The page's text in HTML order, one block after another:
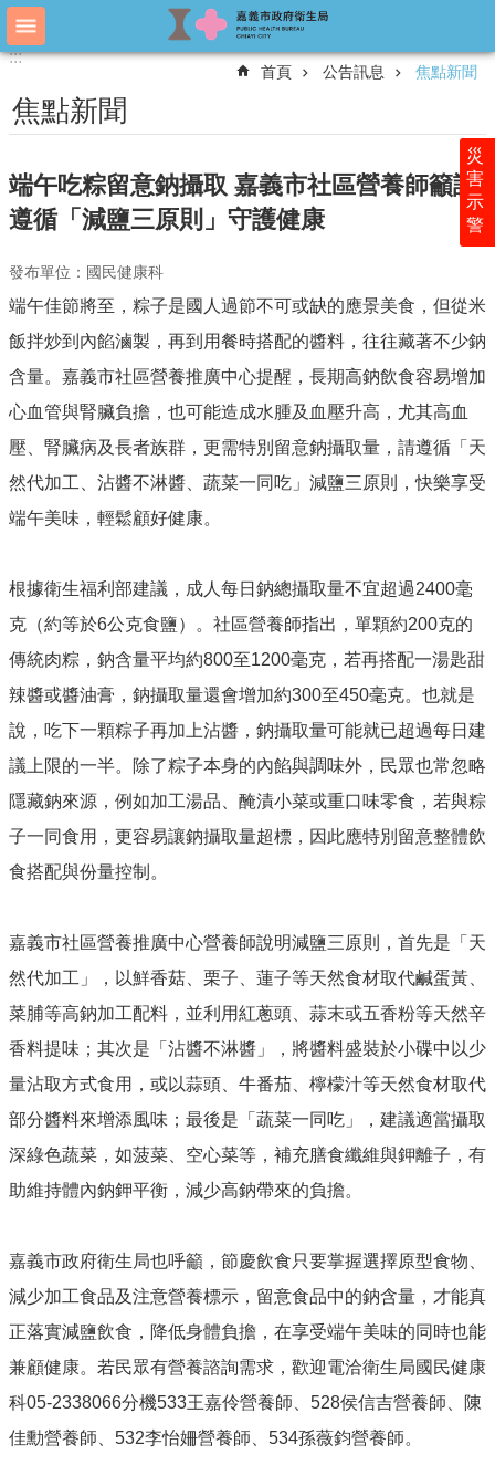
跳到主要內容區塊
進
搜
尋
認
識
生
局
科
簡
介
附
屬
單
位
開
訊
告
訊
息
務
專
專
區
English
回
首
網
站
導
局
信
箱
粉
絲
專
頁
:::
災
害
示
警
:::
首頁 公告訊息 焦點新聞
焦點新聞
端午吃粽留意鈉攝取 嘉義市社區營養師籲請
遵循「減鹽三原則」守護健康
發布單位：國民健康科
端午佳節將至，粽子是國人過節不可或缺的應景美食，但從米
飯拌炒到內餡滷製，再到用餐時搭配的醬料，往往藏著不少鈉
含量。嘉義市社區營養推廣中心提醒，長期高鈉飲食容易增加
心血管與腎臟負擔，也可能造成水腫及血壓升高，尤其高血
壓、腎臟病及長者族群，更需特別留意鈉攝取量，請遵循「天
然代加工、沾醬不淋醬、蔬菜一同吃」減鹽三原則，快樂享受
端午美味，輕鬆顧好健康。
根據衛生福利部建議，成人每日鈉總攝取量不宜超過2400毫
克（約等於6公克食鹽）。社區營養師指出，單顆約200克的
傳統肉粽，鈉含量平均約800至1200毫克，若再搭配一湯匙甜
辣醬或醬油膏，鈉攝取量還會增加約300至450毫克。也就是
說，吃下一顆粽子再加上沾醬，鈉攝取量可能就已超過每日建
議上限的一半。除了粽子本身的內餡與調味外，民眾也常忽略
隱藏鈉來源，例如加工湯品、醃漬小菜或重口味零食，若與粽
子一同食用，更容易讓鈉攝取量超標，因此應特別留意整體飲
食搭配與份量控制。
嘉義市社區營養推廣中心營養師說明減鹽三原則，首先是「天
然代加工」，以鮮香菇、栗子、蓮子等天然食材取代鹹蛋黃、
菜脯等高鈉加工配料，並利用紅蔥頭、蒜末或五香粉等天然辛
香料提味；其次是「沾醬不淋醬」，將醬料盛裝於小碟中以少
量沾取方式食用，或以蒜頭、牛番茄、檸檬汁等天然食材取代
部分醬料來增添風味；最後是「蔬菜一同吃」，建議適當攝取
深綠色蔬菜，如菠菜、空心菜等，補充膳食纖維與鉀離子，有
助維持體內鈉鉀平衡，減少高鈉帶來的負擔。
嘉義市政府衛生局也呼籲，節慶飲食只要掌握選擇原型食物、
減少加工食品及注意營養標示，留意食品中的鈉含量，才能真
正落實減鹽飲食，降低身體負擔，在享受端午美味的同時也能
兼顧健康。若民眾有營養諮詢需求，歡迎電洽衛生局國民健康
科05-2338066分機533王嘉伶營養師、528侯信吉營養師、陳
佳勳營養師、532李怡姍營養師、534孫薇鈞營養師。